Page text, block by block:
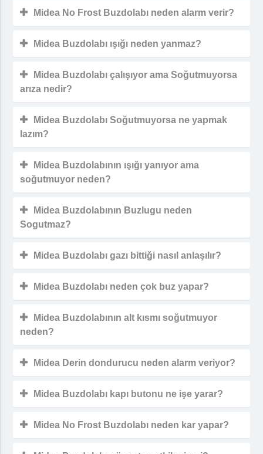
Midea No Frost Buzdolabı neden alarm verir?
Midea Buzdolabı ışığı neden yanmaz?
Midea Buzdolabı çalışıyor ama Soğutmuyorsa
arıza nedir?
Midea Buzdolabı Soğutmuyorsa ne yapmak
lazım?
Midea Buzdolabının ışığı yanıyor ama
soğutmuyor neden?
Midea Buzdolabının Buzlugu neden
Sogutmaz?
Midea Buzdolabı gazı bittiği nasıl anlaşılır?
Midea Buzdolabı neden çok buz yapar?
Midea Buzdolabının alt kısmı soğutmuyor
neden?
Midea Derin dondurucu neden alarm veriyor?
Midea Buzdolabı kapı butonu ne işe yarar?
Midea No Frost Buzdolabı neden kar yapar?